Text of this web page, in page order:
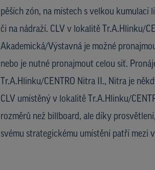
pěších zón, na místech s velkou kumulací
či na nádraží. CLV v lokalitě Tr.A.Hlinku/
Akademická/Výstavná je možné
nebo je nutné pronajmout celou síť.
Tr.A.Hlinku/CENTRO Nitra II., Nitra je
CLV umístěný v lokalitě Tr.A.Hlinku/
rozměrů než billboard, ale díky
svému strategickému umístění patří mezi